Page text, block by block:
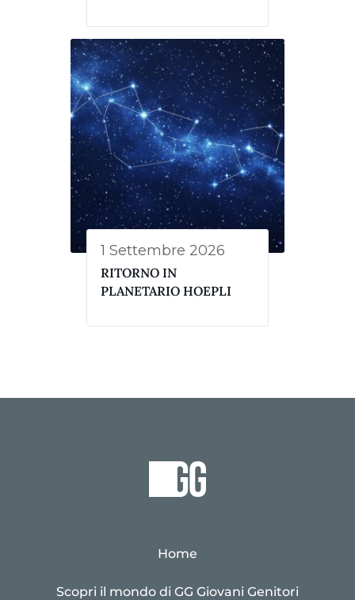
1 Settembre 2026
RITORNO IN
PLANETARIO HOEPLI
Home
Scopri il mondo di GG Giovani Genitori